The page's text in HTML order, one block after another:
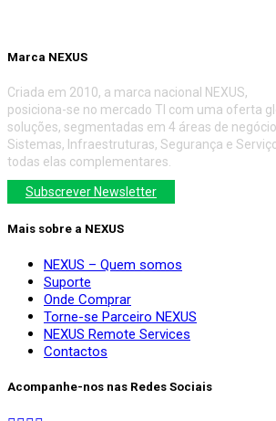
Marca NEXUS
Criada em 2010, a marca nacional NEXUS,
posiciona-se no mercado TI com uma oferta
soluções, segmentadas em 4 áreas de
Sistemas, Infraestruturas, Segurança e
todas elas complementares.
Subscrever Newsletter
Mais sobre a NEXUS
NEXUS – Quem somos
Suporte
Onde Comprar
Torne-se Parceiro NEXUS
NEXUS Remote Services
Contactos
Acompanhe-nos nas Redes Sociais